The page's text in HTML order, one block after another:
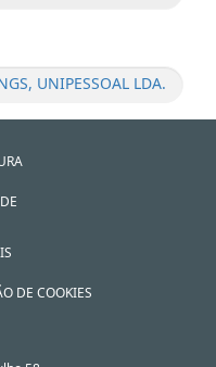
UNIPESSOAL LDA.
DE COOKIES